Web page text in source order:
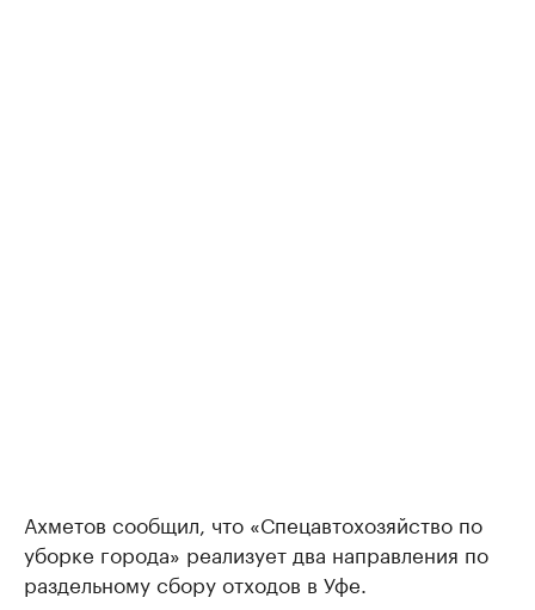
Ахметов сообщил, что «Спецавтохозяйство по
уборке города» реализует два направления по
раздельному сбору отходов в Уфе.